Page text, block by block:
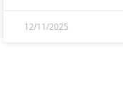
12/11/2025